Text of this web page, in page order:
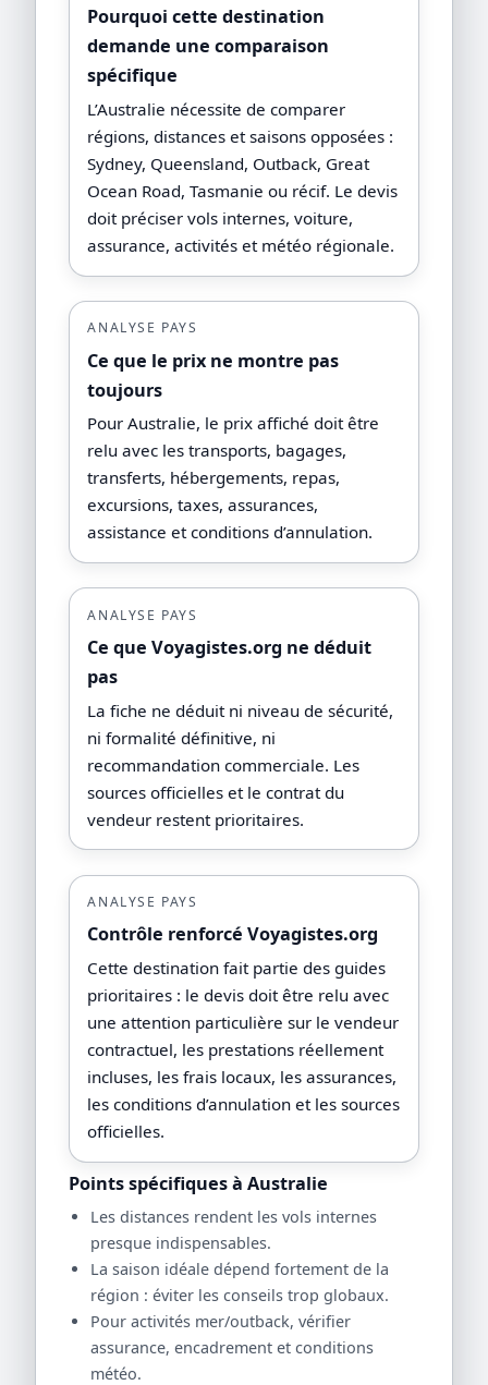
Pourquoi cette destination
demande une comparaison
spécifique
L’Australie nécessite de comparer
régions, distances et saisons opposées :
Sydney, Queensland, Outback, Great
Ocean Road, Tasmanie ou récif. Le devis
doit préciser vols internes, voiture,
assurance, activités et météo régionale.
ANALYSE PAYS
Ce que le prix ne montre pas
toujours
Pour Australie, le prix affiché doit être
relu avec les transports, bagages,
transferts, hébergements, repas,
excursions, taxes, assurances,
assistance et conditions d’annulation.
ANALYSE PAYS
Ce que Voyagistes.org ne déduit
pas
La fiche ne déduit ni niveau de sécurité,
ni formalité définitive, ni
recommandation commerciale. Les
sources officielles et le contrat du
vendeur restent prioritaires.
ANALYSE PAYS
Contrôle renforcé Voyagistes.org
Cette destination fait partie des guides
prioritaires : le devis doit être relu avec
une attention particulière sur le vendeur
contractuel, les prestations réellement
incluses, les frais locaux, les assurances,
les conditions d’annulation et les sources
officielles.
Points spécifiques à Australie
Les distances rendent les vols internes
presque indispensables.
La saison idéale dépend fortement de la
région : éviter les conseils trop globaux.
Pour activités mer/outback, vérifier
assurance, encadrement et conditions
météo.